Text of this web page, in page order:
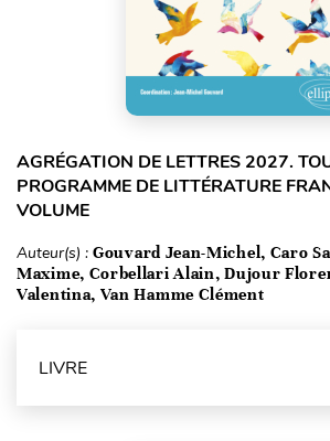
AGRÉGATION DE LETTRES 2027.
PROGRAMME DE LITTÉRATURE
VOLUME
Auteur(s) : Gouvard Jean-Michel, Caro
Maxime, Corbellari Alain, Dujour
Valentina, Van Hamme Clément
LIVRE